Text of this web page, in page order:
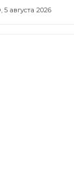
5 августа 2026